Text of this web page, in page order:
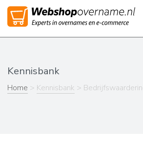
Kennisbank
Home > Kennisbank >